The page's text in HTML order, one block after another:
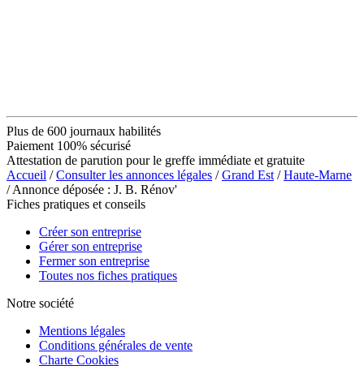
Plus de 600 journaux habilités
Paiement 100% sécurisé
Attestation de parution pour le greffe immédiate et gratuite
Accueil /Consulter les annonces légales /Grand Est /Haute-Marne
/ Annonce déposée : J. B. Rénov'
Fiches pratiques et conseils
Créer son entreprise
Gérer son entreprise
Fermer son entreprise
Toutes nos fiches pratiques
Notre société
Mentions légales
Conditions générales de vente
Charte Cookies